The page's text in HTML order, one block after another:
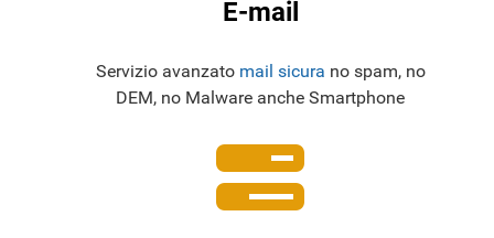
E-mail
Servizio avanzato mail sicura no spam, no
DEM, no Malware anche Smartphone